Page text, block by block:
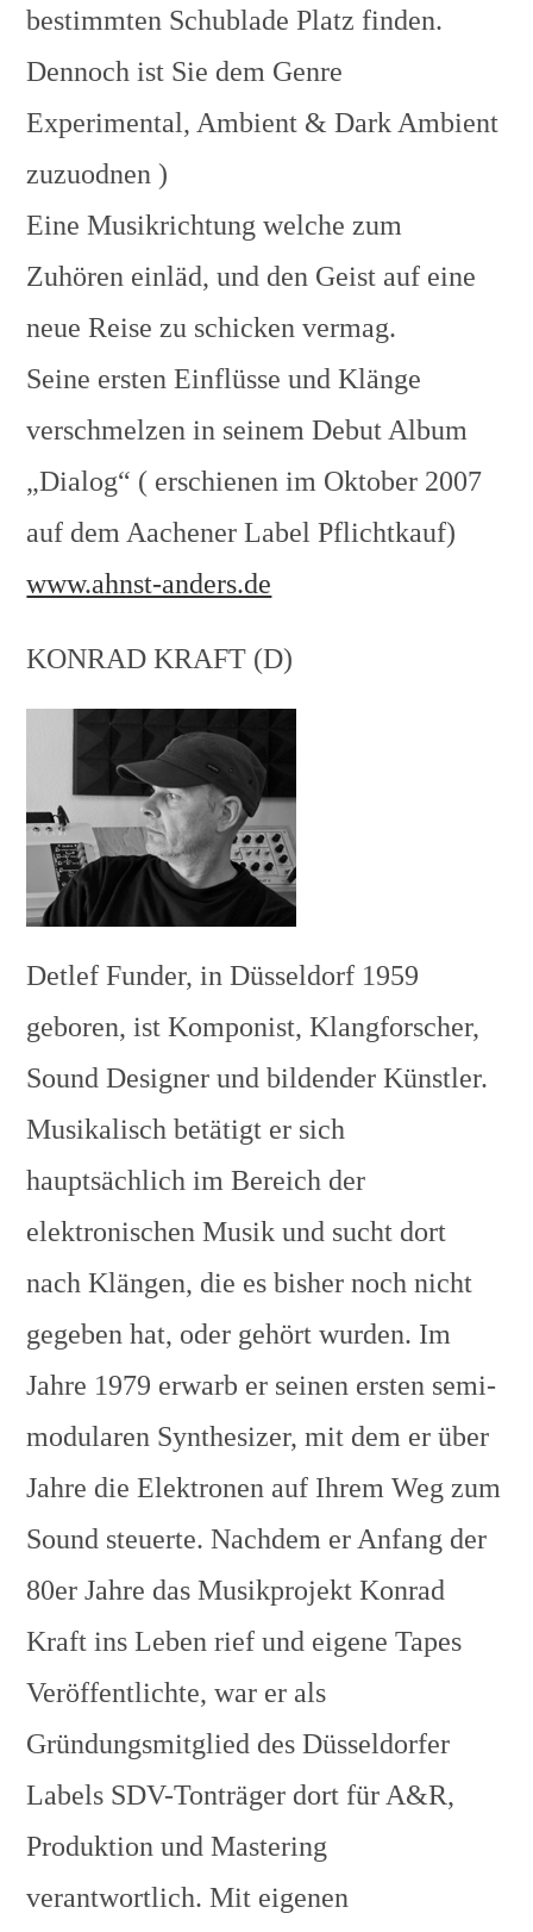
bestimmten Schublade Platz finden.
Dennoch ist Sie dem Genre
Experimental, Ambient & Dark Ambient
zuzuodnen )
Eine Musikrichtung welche zum
Zuhören einläd, und den Geist auf eine
neue Reise zu schicken vermag.
Seine ersten Einflüsse und Klänge
verschmelzen in seinem Debut Album
„Dialog“ ( erschienen im Oktober 2007
auf dem Aachener Label Pflichtkauf)
www.ahnst-anders.de
KONRAD KRAFT (D)
Detlef Funder, in Düsseldorf 1959
geboren, ist Komponist, Klangforscher,
Sound Designer und bildender Künstler.
Musikalisch betätigt er sich
hauptsächlich im Bereich der
elektronischen Musik und sucht dort
nach Klängen, die es bisher noch nicht
gegeben hat, oder gehört wurden. Im
Jahre 1979 erwarb er seinen ersten semi-
modularen Synthesizer, mit dem er über
Jahre die Elektronen auf Ihrem Weg zum
Sound steuerte. Nachdem er Anfang der
80er Jahre das Musikprojekt Konrad
Kraft ins Leben rief und eigene Tapes
Veröffentlichte, war er als
Gründungsmitglied des Düsseldorfer
Labels SDV-Tonträger dort für A&R,
Produktion und Mastering
verantwortlich. Mit eigenen